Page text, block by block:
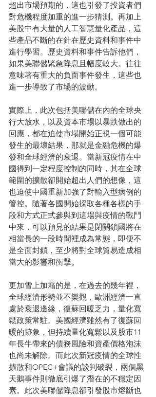
超出市場預期的，這也引發了投資者們
對危機程度加重的進一步猜測。再加上
美股中有大量的人工智慧量化產品，這
些產品不斷的在針在歷史資料和事件中
進行學習。歷史資料和事件告訴他們，
如果美聯儲緊急降息且幅度較大。往往
意味著有重大的負面事件發生，這些也
進一步導致了市場的波動。
實際上，此次包括美聯儲在內的全球央
行大放水，以及資本市場以暴跌做出的
回應，都在迫使市場開始正視一個可能
發生的最壞結果，那就是金融危機的爆
發和全球經濟的衰退。當新冠疫情在中
國得到一定程度控制的同時，其在全球
範圍的擴散卻開始超出人們的想像，這
也迫使中國重新加強了對輸入型病例的
管控。隨著各國開始採取各種各樣的手
段和方式正式參與到這場與疫情的戰鬥
中來，可以預見的結果是閉關鎖國將在
相當長的一段時間裡成為常態，即便不
是全面封鎖，至少將對全球貿易造成相
當大的影響和衝擊。
更加雪上加霜的是，在過去的幾年裡，
全球經濟形勢並不樂觀，歐洲經濟一直
處於衰退邊緣，復蘇回暖乏力，量化寬
鬆政策常駐。美國經濟雖然有了復蘇回
暖的跡象，但持續量化寬鬆以及股市11
年長牛帶來的債務風險和資產價格泡沫
也尚未解除。而此次新冠疫情的全球性
擴散和OPEC+會議的談判破裂，兩個黑
天鵝事件則徹底引爆了潛在的不穩定因
素。此次美聯儲降息卻引發股市熔斷也